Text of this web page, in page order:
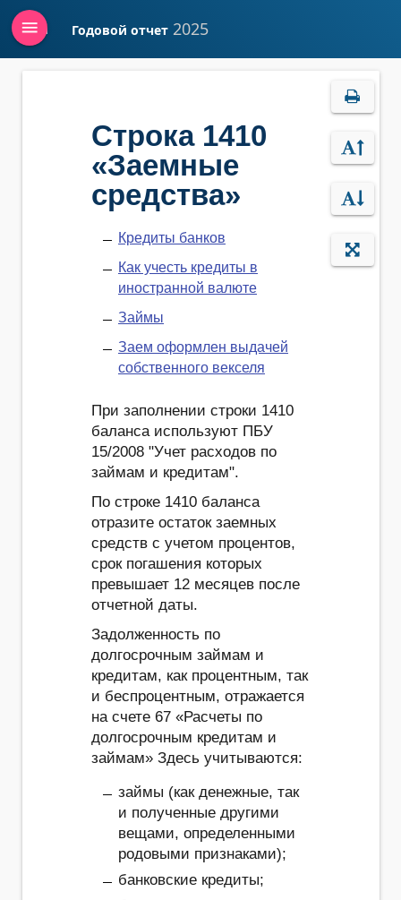
Войти Годовой отчет 2025
menu
Строка 1410
«Заемные
средства»
Кредиты банков
Как учесть кредиты в
иностранной валюте
Займы
Заем оформлен выдачей
собственного векселя
При заполнении строки 1410
баланса используют ПБУ
15/2008 "Учет расходов по
займам и кредитам".
По строке 1410 баланса
отразите остаток заемных
средств с учетом процентов,
срок погашения которых
превышает 12 месяцев после
отчетной даты.
Задолженность по
долгосрочным займам и
кредитам, как процентным, так
и беспроцентным, отражается
на счете 67 «Расчеты по
долгосрочным кредитам и
займам» Здесь учитываются:
займы (как денежные, так
и полученные другими
вещами, определенными
родовыми признаками);
банковские кредиты;